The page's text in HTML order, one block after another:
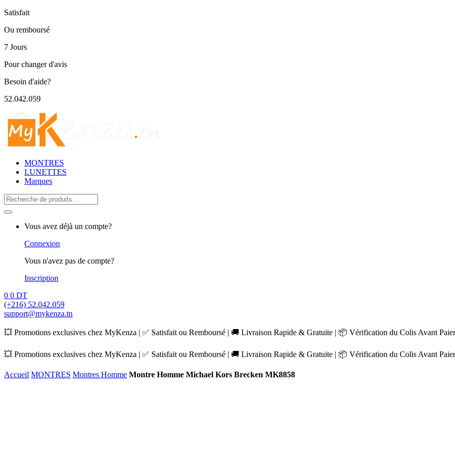
Satisfait
Ou remboursé
7 Jours
Pour changer d'avis
Besoin d'aide?
52.042.059
MONTRES
LUNETTES
Marques
Search
for:
Vous avez déjà un compte?
Connexion
Vous n'avez pas de compte?
Inscription
0 0 DT
(+216) 52.042.059
support@mykenza.tn
💥 Promotions exclusives chez MyKenza | ✅ Satisfait ou Remboursé | 🚚 Livraison Rapide & Gratuite | 📦 Vérification du Colis Avant
💥 Promotions exclusives chez MyKenza | ✅ Satisfait ou Remboursé | 🚚 Livraison Rapide & Gratuite | 📦 Vérification du Colis Avant
Accueil MONTRES Montres Homme Montre Homme Michael Kors Brecken MK8858